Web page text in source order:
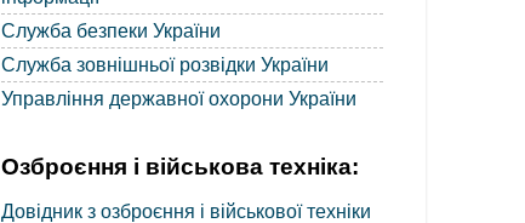
Служба безпеки України
Служба зовнішньої розвідки України
Управління державної охорони України
Озброєння і військова техніка:
Довідник з озброєння і військової техніки